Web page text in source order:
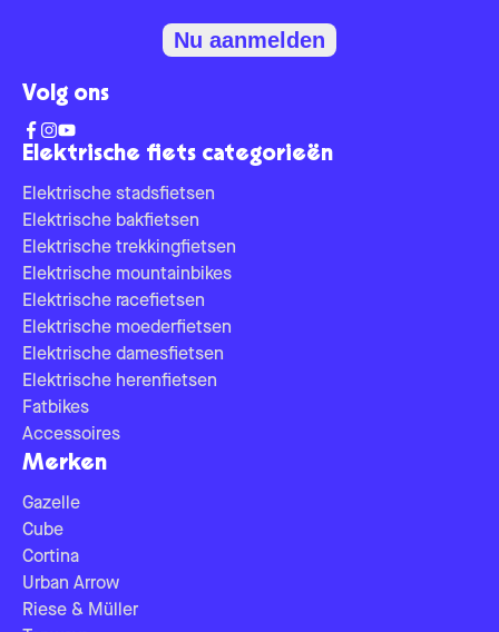
Elektrische fiets categorieën
Elektrische stadsfietsen
Elektrische bakfietsen
Elektrische trekkingfietsen
Elektrische mountainbikes
Elektrische racefietsen
Elektrische moederfietsen
Elektrische damesfietsen
Elektrische herenfietsen
Fatbikes
Accessoires
Merken
Gazelle
Cube
Cortina
Urban Arrow
Riese & Müller
Nu aanmelden
Volg ons